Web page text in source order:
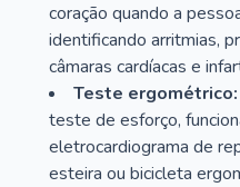
coração quando a
identificando arritmias,
câmaras cardíacas e
Teste ergométrico:
teste de esforço,
eletrocardiograma de
esteira ou bicicleta